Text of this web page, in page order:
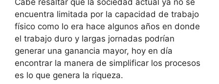
encuentra limitada por la capacidad de trabajo
físico como lo era hace algunos años en donde
el trabajo duro y largas jornadas podrían
generar una ganancia mayor, hoy en día
encontrar la manera de simplificar los procesos
es lo que genera la riqueza.